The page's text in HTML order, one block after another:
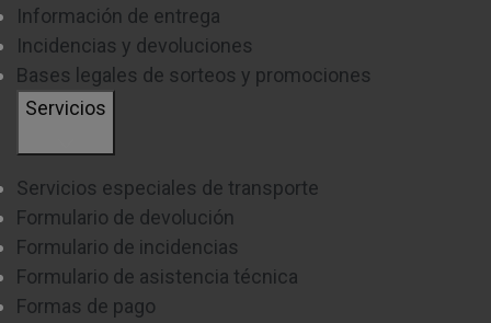
Información de entrega
Incidencias y devoluciones
Bases legales de sorteos y promociones
Servicios
Servicios especiales de transporte
Formulario de devolución
Formulario de incidencias
Formulario de asistencia técnica
Formas de pago